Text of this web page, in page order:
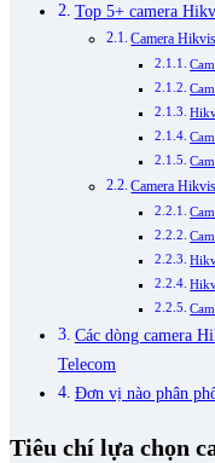
Top 5+ camera
Camera
Camera
Các dòng camera
Telecom
Đơn vị nào phân
Tiêu chí lựa chọn